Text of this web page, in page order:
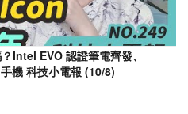
Intel EVO 認證筆電齊發、
機 科技小電報 (10/8)